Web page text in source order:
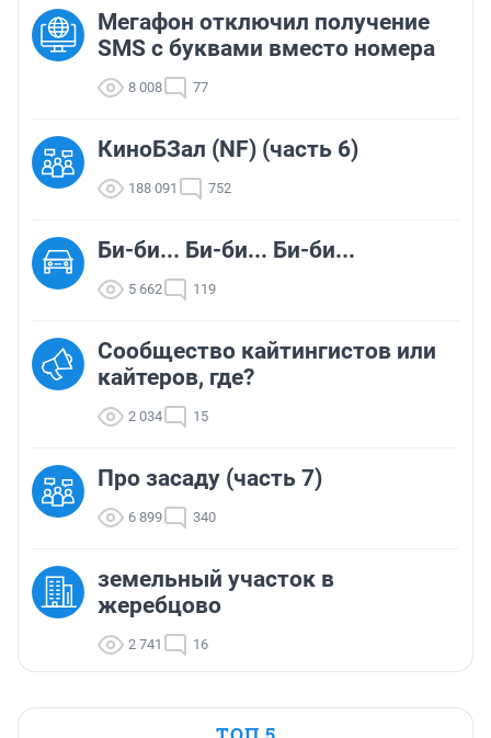
Мегафон отключил получение
SMS с буквами вместо номера
8 008 77
КиноБЗал (NF) (часть 6)
188 091 752
Би-би... Би-би... Би-би...
5 662 119
Сообщество кайтингистов или
кайтеров, где?
2 034 15
Про засаду (часть 7)
6 899 340
земельный участок в
жеребцово
2 741 16